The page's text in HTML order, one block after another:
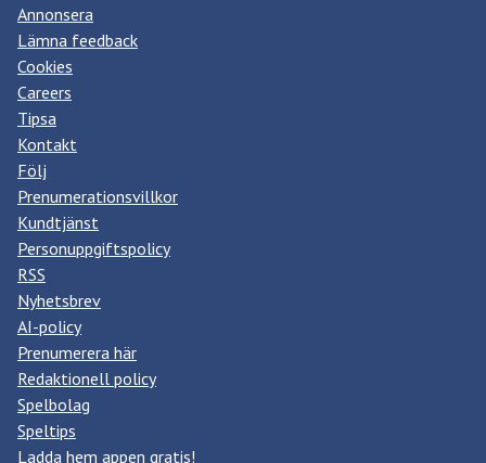
Annonsera
Lämna feedback
Cookies
Careers
Tipsa
Kontakt
Följ
Prenumerationsvillkor
Kundtjänst
Personuppgiftspolicy
RSS
Nyhetsbrev
AI-policy
Prenumerera här
Redaktionell policy
Spelbolag
Speltips
Ladda hem appen gratis!